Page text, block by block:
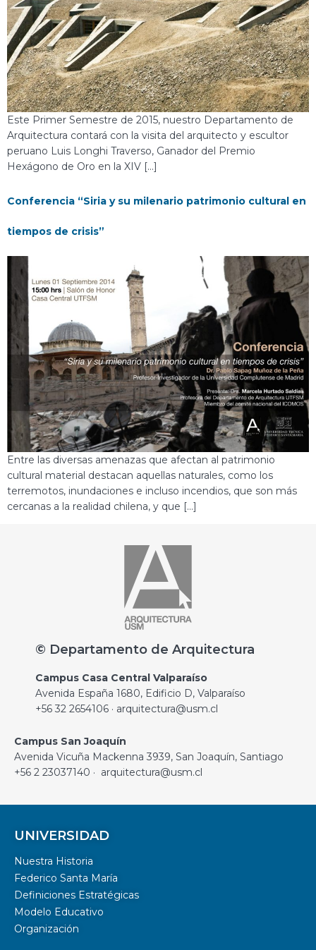
Este Primer Semestre de 2015, nuestro Departamento de
Arquitectura contará con la visita del arquitecto y escultor
peruano Luis Longhi Traverso, Ganador del Premio
Hexágono de Oro en la XIV […]
Conferencia “Siria y su milenario patrimonio cultural en
tiempos de crisis”
Entre las diversas amenazas que afectan al patrimonio
cultural material destacan aquellas naturales, como los
terremotos, inundaciones e incluso incendios, que son más
cercanas a la realidad chilena, y que […]
© Departamento de Arquitectura
Campus Casa Central Valparaíso
Avenida España 1680, Edificio D, Valparaíso
+56 32 2654106 · arquitectura@usm.cl
Campus San Joaquín
Avenida Vicuña Mackenna 3939, San Joaquín, Santiago
+56 2 23037140 · arquitectura@usm.cl
UNIVERSIDAD
Nuestra Historia
Federico Santa María
Definiciones Estratégicas
Modelo Educativo
Organización